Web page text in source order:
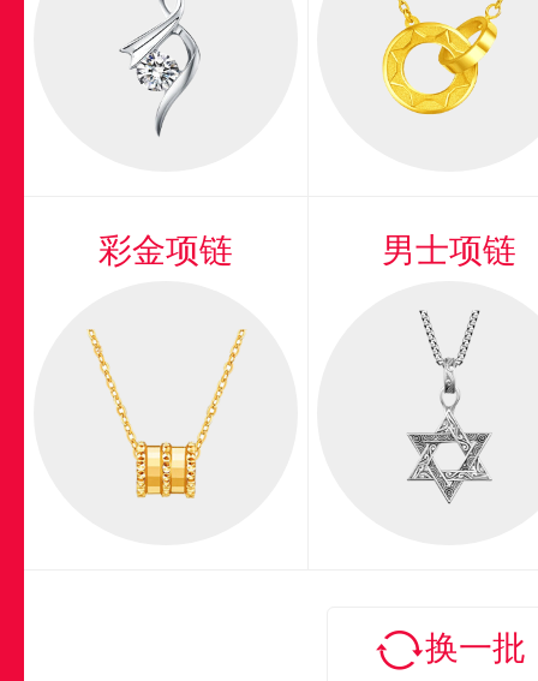
彩金项链 男士项链
换一批